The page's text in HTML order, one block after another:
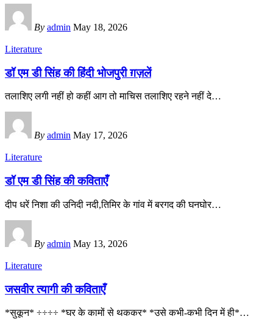
By admin May 18, 2026
Literature
डॉ एम डी सिंह की हिंदी भोजपुरी ग़ज़लें
तलाशिए लगी नहीं हो कहीं आग तो माचिस तलाशिए रहने नहीं दे…
By admin May 17, 2026
Literature
डॉ एम डी सिंह की कविताएँ
दीप धरें निशा की उनिदी नदी,तिमिर के गांव में बरगद की घनघोर…
By admin May 13, 2026
Literature
जसवीर त्यागी की कविताएँ
*सुकून* ÷÷÷÷ *घर के कामों से थककर* *उसे कभी-कभी दिन में ही*…